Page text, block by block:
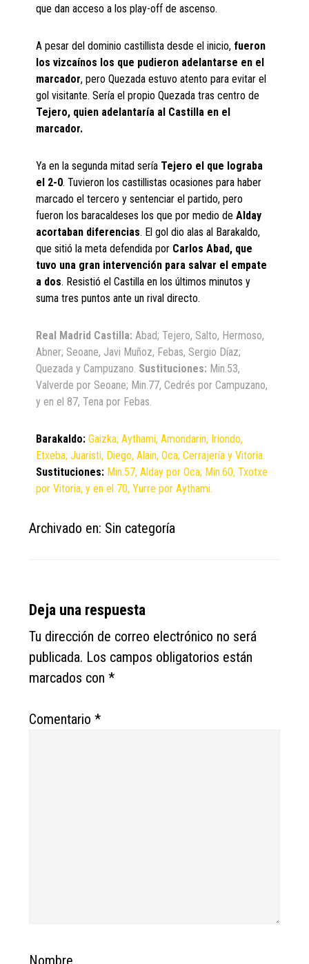
que dan acceso a los play-off de ascenso.
A pesar del dominio castillista desde el inicio, fueron
los vizcaínos los que pudieron adelantarse en el
marcador, pero Quezada estuvo atento para evitar el
gol visitante. Sería el propio Quezada tras centro de
Tejero, quien adelantaría al Castilla en el
marcador.
Ya en la segunda mitad sería Tejero el que lograba
el 2-0. Tuvieron los castillistas ocasiones para haber
marcado el tercero y sentenciar el partido, pero
fueron los baracaldeses los que por medio de Alday
acortaban diferencias. El gol dio alas al Barakaldo,
que sitió la meta defendida por Carlos Abad, que
tuvo una gran intervención para salvar el empate
a dos. Resistió el Castilla en los últimos minutos y
suma tres puntos ante un rival directo.
Real Madrid Castilla: Abad; Tejero, Salto, Hermoso,
Abner; Seoane, Javi Muñoz, Febas, Sergio Díaz;
Quezada y Campuzano. Sustituciones: Min.53,
Valverde por Seoane; Min.77, Cedrés por Campuzano,
y en el 87, Tena por Febas.
Barakaldo: Gaizka; Aythami, Amondarin, Iriondo,
Etxeba; Juaristi, Diego, Alain, Oca; Cerrajería y Vitoria.
Sustituciones: Min.57, Alday por Oca; Min.60, Txotxe
por Vitoria, y en el 70, Yurre por Aythami.
Archivado en: Sin categoría
Reader
Interactions
Deja una respuesta
Tu dirección de correo electrónico no será
publicada. Los campos obligatorios están
marcados con*
Comentario*